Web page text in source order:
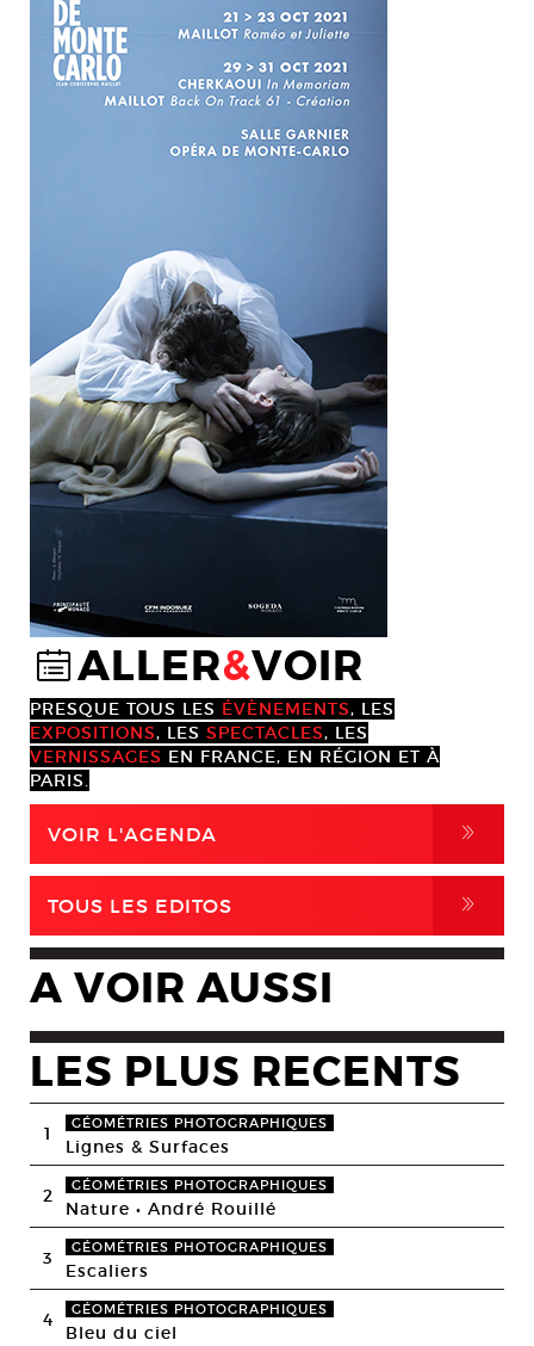
@ALLER&VOIR
PRESQUE TOUS LES ÉVÈNEMENTS, LES
EXPOSITIONS, LES SPECTACLES, LES
VERNISSAGES EN FRANCE, EN RÉGION ET À
PARIS.
VOIR L'AGENDA ,
TOUS LES EDITOS ,
A VOIR AUSSI
LES PLUS RECENTS
1 GÉOMÉTRIES PHOTOGRAPHIQUES
Lignes & Surfaces
2 GÉOMÉTRIES PHOTOGRAPHIQUES
Nature • André Rouillé
3 GÉOMÉTRIES PHOTOGRAPHIQUES
Escaliers
4 GÉOMÉTRIES PHOTOGRAPHIQUES
Bleu du ciel